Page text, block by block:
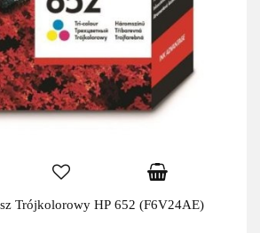
Trójkolorowy HP 652 (F6V24AE)